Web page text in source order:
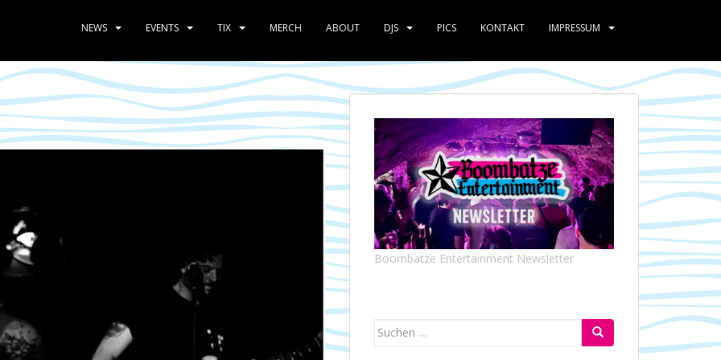
NEWS EVENTS TIX MERCH ABOUT DJS PICS KONTAKT IMPRESSUM
Boombatze Entertainment Newsletter
Suchen